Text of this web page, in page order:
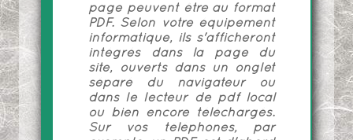
page peuvent être au format
PDF. Selon votre équipement
informatique, ils s'afficheront
intégrés dans la page du
site, ouverts dans un onglet
séparé du navigateur ou
dans le lecteur de pdf local
ou bien encore téléchargés.
Sur vos téléphones, par